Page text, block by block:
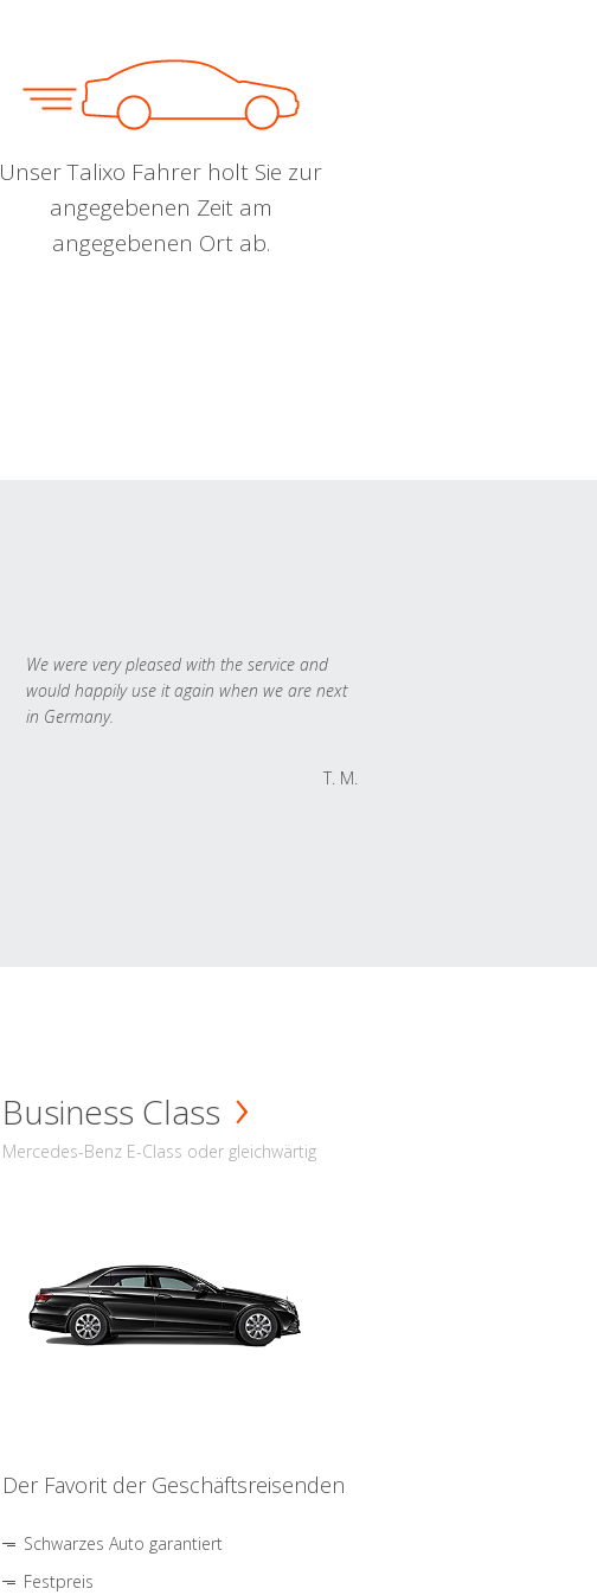
Unser Talixo Fahrer holt Sie zur
angegebenen Zeit am
angegebenen Ort ab.
We were very pleased with the service and
would happily use it again when we are next
in Germany.
T. M.
Business Class
Mercedes-Benz E-Class oder gleichwärtig
Der Favorit der Geschäftsreisenden
Schwarzes Auto garantiert
Festpreis